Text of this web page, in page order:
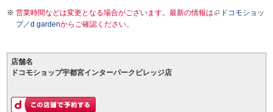
営業時間などは変更となる場合がございます。最新の情報は
ドコモショッ
プ／d gardenからご確認ください。
店舗名
ドコモショップ宇都宮インターパークビレッジ店